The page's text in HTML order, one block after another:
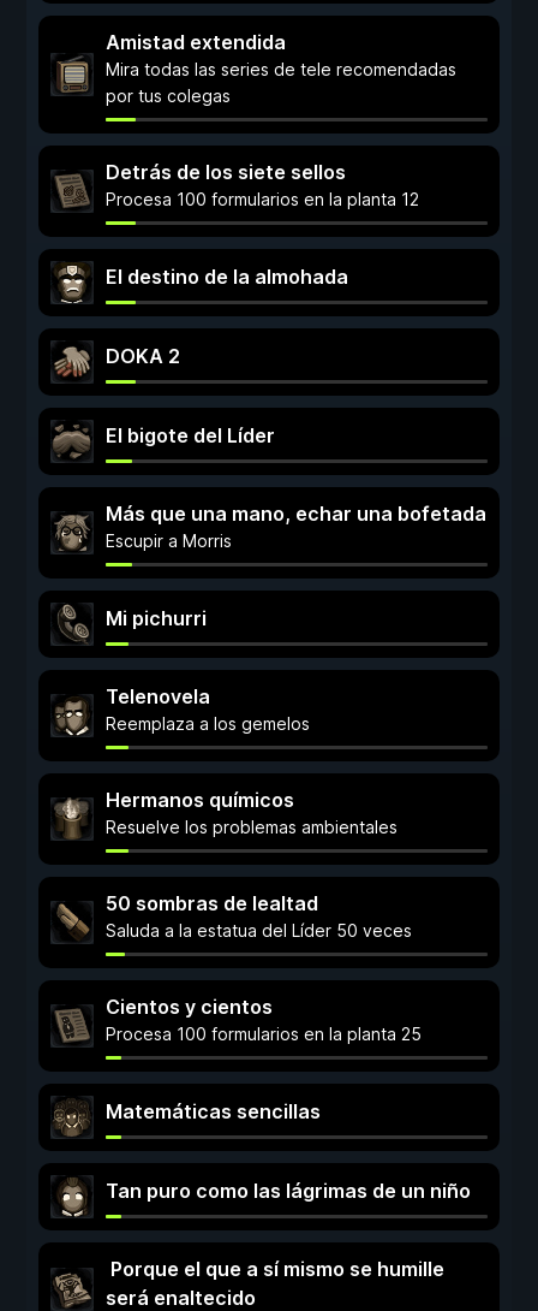
Amistad extendida
Mira todas las series de tele recomendadas
por tus colegas
Detrás de los siete sellos
Procesa 100 formularios en la planta 12
El destino de la almohada
DOKA 2
El bigote del Líder
Más que una mano, echar una bofetada
Escupir a Morris
Mi pichurri
Telenovela
Reemplaza a los gemelos
Hermanos químicos
Resuelve los problemas ambientales
50 sombras de lealtad
Saluda a la estatua del Líder 50 veces
Cientos y cientos
Procesa 100 formularios en la planta 25
Matemáticas sencillas
Tan puro como las lágrimas de un niño
Porque el que a sí mismo se humille
será enaltecido